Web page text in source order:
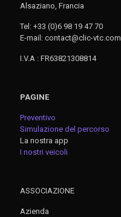
Alsaziano, Francia
Tel: +33 (0)6 98 19 47 70
E-mail: contact@clic-vtc.com
I.V.A : FR63821308814
PAGINE
Preventivo
Simulazione del percorso
La nostra app
I nostri veicoli
ASSOCIAZIONE
Azienda